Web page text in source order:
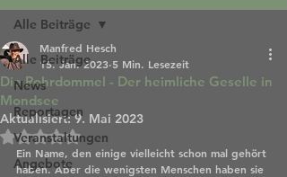
Alle Beiträge
News
Reportagen
Veranstaltungen
Angebote
Alle Beiträge
Die Rohrdommel - Der heimliche Geselle in
Mondsee
Manfred Hesch
15. Jan. 2023 5 Min. Lesezeit
Aktualisiert:9. Mai 2023
Mit NaN von 5 Sternen bewertet.
Ein Name, den einige vielleicht schon mal gehört
haben. Aber die wenigsten Menschen haben sie